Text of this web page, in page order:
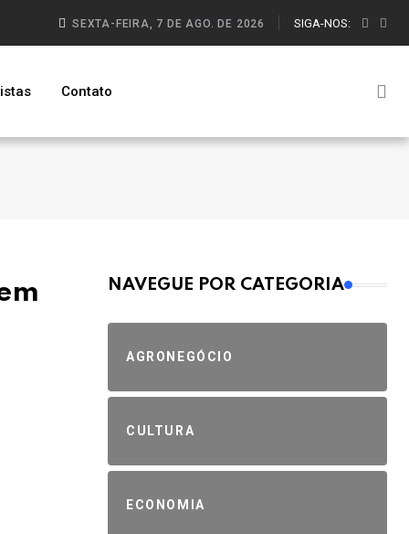
SEXTA-FEIRA, 7 DE AGO. DE 2026 SIGA-NOS:
Contato
MAIS VISTOS
NAVEGUE POR CATEGORIA
AGRONEGÓCIO
CULTURA
ECONOMIA